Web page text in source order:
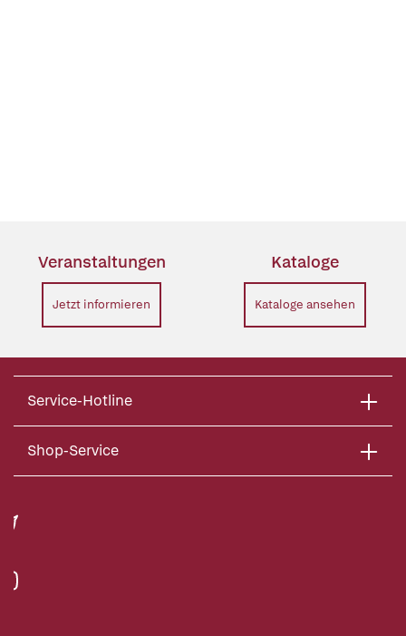
Veranstaltungen
Jetzt informieren
Kataloge
Kataloge ansehen
Service-Hotline
Shop-Service